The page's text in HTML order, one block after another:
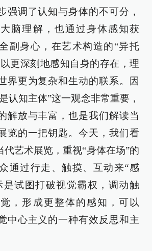
强调了认知与身体的不可分，
脑理解，也通过身体感知获
副身心，在艺术构造的“异托
更深刻地感知自身的存在，理
界更为复杂和生动的联系。因
认知主体”这一观念非常重要，
解放与丰富，也是我们解读当
览的一把钥匙。今天，我们看
代艺术展览，重视“身体在场”的
通过行走、触摸、互动来“感
是试图打破视觉霸权，调动触
，形成更整体的感知，可以
中心主义的一种有效反思和主